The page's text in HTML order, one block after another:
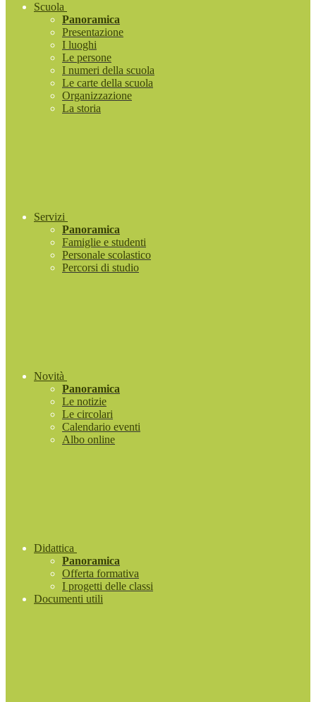
Scuola
Panoramica
Presentazione
I luoghi
Le persone
I numeri della scuola
Le carte della scuola
Organizzazione
La storia
Servizi
Panoramica
Famiglie e studenti
Personale scolastico
Percorsi di studio
Novità
Panoramica
Le notizie
Le circolari
Calendario eventi
Albo online
Didattica
Panoramica
Offerta formativa
I progetti delle classi
Documenti utili